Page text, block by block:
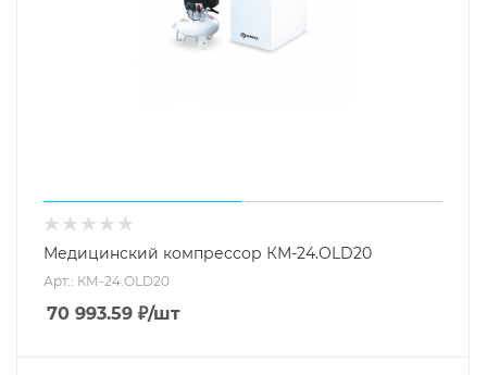
Медицинский компрессор КМ-24.OLD20
Арт.: КМ-24.OLD20
70 993.59 ₽/шт